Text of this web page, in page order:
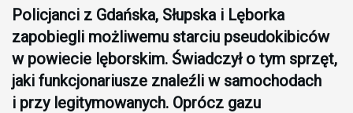
Policjanci z Gdańska, Słupska i Lęborka
zapobiegli możliwemu starciu pseudokibiców
w powiecie lęborskim. Świadczył o tym sprzęt,
jaki funkcjonariusze znaleźli w samochodach
i przy legitymowanych. Oprócz gazu